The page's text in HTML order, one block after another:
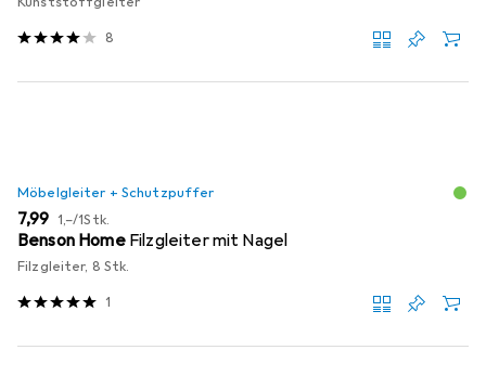
8
Möbelgleiter + Schutzpuffer
EUR
7,99 EUR
1,–/1Stk.
Benson Home Filzgleiter mit Nagel
Filzgleiter, 8 Stk.
1